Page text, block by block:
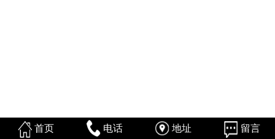
首页 电话 地址 留言